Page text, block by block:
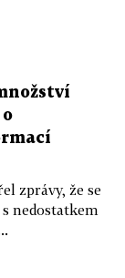
zprávy, že se
nedostatkem